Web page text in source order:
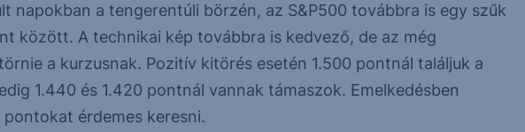
napokban a tengerentúli börzén, az S&P500 továbbra is egy szűk
között. A technikai kép továbbra is kedvező, de az még
a kurzusnak. Pozitív kitörés esetén 1.500 pontnál találjuk a
1.440 és 1.420 pontnál vannak támaszok. Emelkedésben
érdemes keresni.